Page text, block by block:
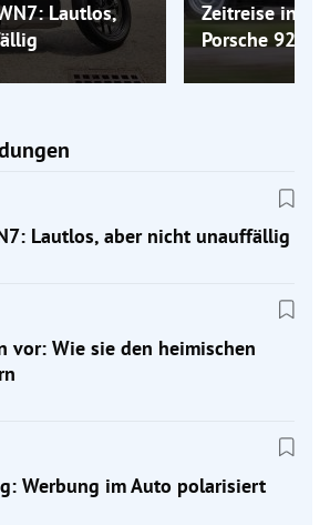
Lautlos,
Zeitreise ins
Porsche 924
Lautlos, aber nicht unauffällig
vor: Wie sie den heimischen
Werbung im Auto polarisiert